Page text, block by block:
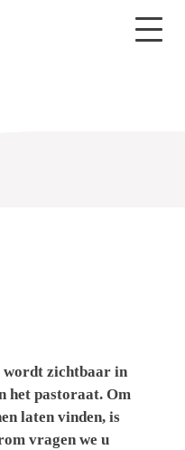
wordt zichtbaar in
het pastoraat. Om
laten vinden, is
vragen we u